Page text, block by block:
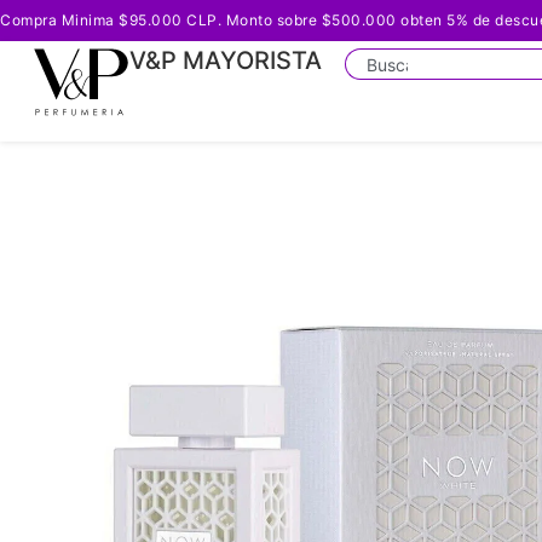
Compra Minima $95.000 CLP. Monto sobre $500.000 obten 5% de
V&P MAYORISTA